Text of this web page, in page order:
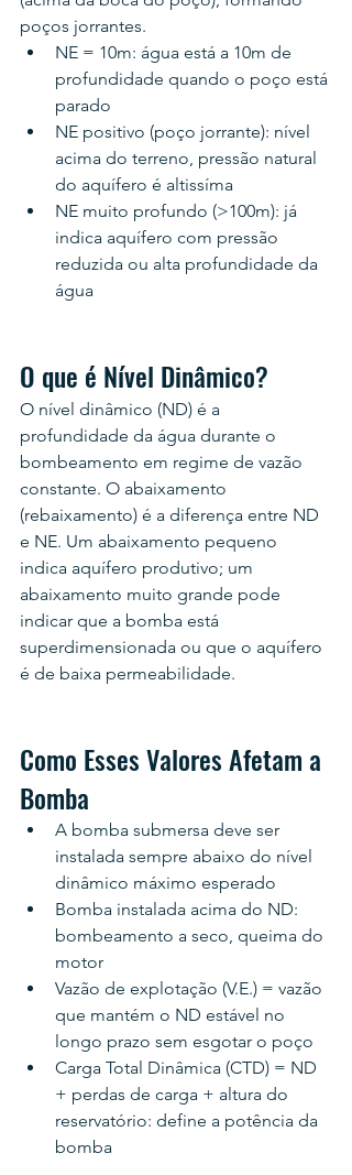
poços jorrantes.
NE = 10m: água está a 10m de
profundidade quando o poço está
parado
NE positivo (poço jorrante): nível
acima do terreno, pressão natural
do aquífero é altissíma
NE muito profundo (>100m): já
indica aquífero com pressão
reduzida ou alta profundidade da
água
O que é Nível Dinâmico?
O nível dinâmico (ND) é a
profundidade da água durante o
bombeamento em regime de vazão
constante. O abaixamento
(rebaixamento) é a diferença entre ND
e NE. Um abaixamento pequeno
indica aquífero produtivo; um
abaixamento muito grande pode
indicar que a bomba está
superdimensionada ou que o aquífero
é de baixa permeabilidade.
Como Esses Valores Afetam a
Bomba
A bomba submersa deve ser
instalada sempre abaixo do nível
dinâmico máximo esperado
Bomba instalada acima do ND:
bombeamento a seco, queima do
motor
Vazão de explotação (V.E.) = vazão
que mantém o ND estável no
longo prazo sem esgotar o poço
Carga Total Dinâmica (CTD) = ND
+ perdas de carga + altura do
reservatório: define a potência da
bomba